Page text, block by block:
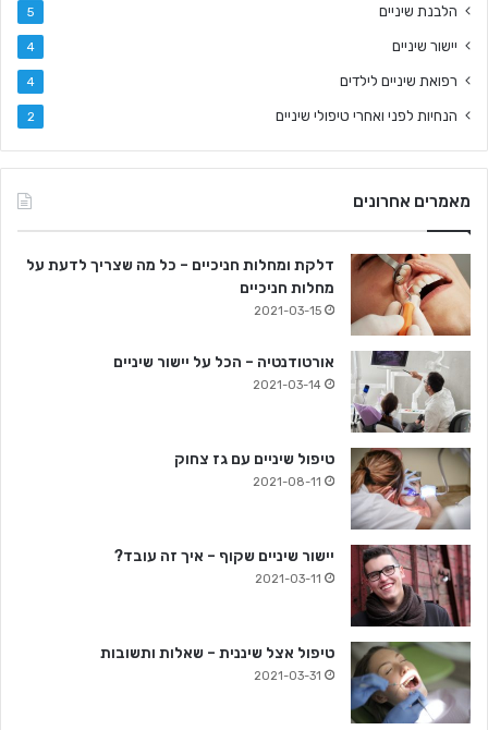
הלבנת שיניים 5
יישור שיניים 4
רפואת שיניים לילדים 4
הנחיות לפני ואחרי טיפולי שיניים 2
מאמרים אחרונים
דלקת ומחלות חניכיים – כל מה שצריך לדעת על
מחלות חניכיים
2021-03-15
אורטודנטיה – הכל על יישור שיניים
2021-03-14
טיפול שיניים עם גז צחוק
2021-08-11
יישור שיניים שקוף – איך זה עובד?
2021-03-11
טיפול אצל שיננית – שאלות ותשובות
2021-03-31